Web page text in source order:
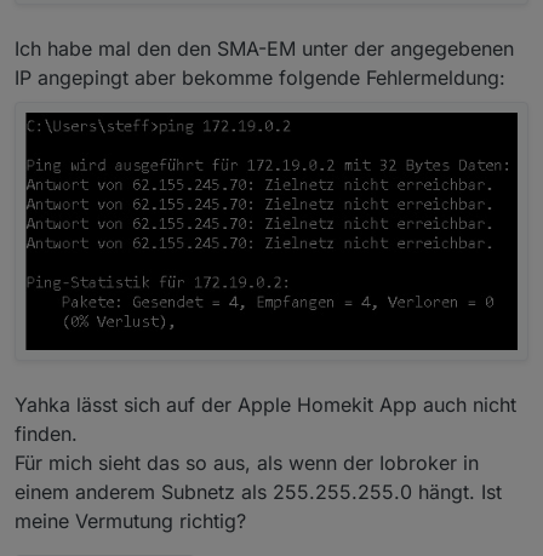
Ich habe mal den den SMA-EM unter der angegebenen
IP angepingt aber bekomme folgende Fehlermeldung:
Yahka lässt sich auf der Apple Homekit App auch nicht
finden.
Für mich sieht das so aus, als wenn der Iobroker in
einem anderem Subnetz als 255.255.255.0 hängt. Ist
meine Vermutung richtig?